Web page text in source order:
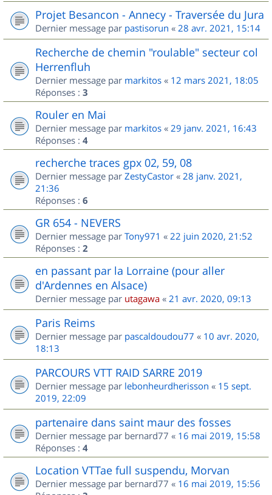
Projet Besancon - Annecy - Traversée du Jura
Dernier message par pastisorun « 28 avr. 2021, 15:14
Recherche de chemin "roulable" secteur col
Herrenfluh
Dernier message par markitos « 12 mars 2021, 18:05
Réponses : 3
Rouler en Mai
Dernier message par markitos « 29 janv. 2021, 16:43
Réponses : 4
recherche traces gpx 02, 59, 08
Dernier message par ZestyCastor « 28 janv. 2021,
21:36
Réponses : 6
GR 654 - NEVERS
Dernier message par Tony971 « 22 juin 2020, 21:52
Réponses : 2
en passant par la Lorraine (pour aller
d'Ardennes en Alsace)
Dernier message par utagawa « 21 avr. 2020, 09:13
Paris Reims
Dernier message par pascaldoudou77 « 10 avr. 2020,
18:13
PARCOURS VTT RAID SARRE 2019
Dernier message par lebonheurdherisson « 15 sept.
2019, 22:09
partenaire dans saint maur des fosses
Dernier message par bernard77 « 16 mai 2019, 15:58
Réponses : 4
Location VTTae full suspendu, Morvan
Dernier message par bernard77 « 16 mai 2019, 15:56